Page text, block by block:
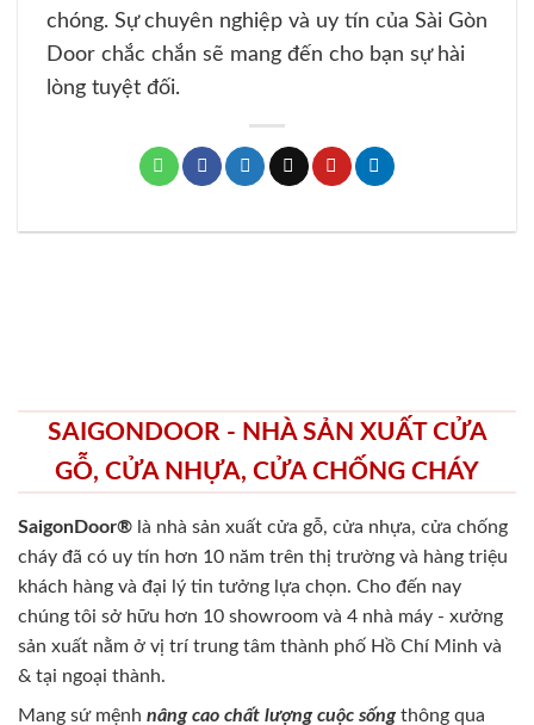
chóng. Sự chuyên nghiệp và uy tín của Sài Gòn
Door chắc chắn sẽ mang đến cho bạn sự hài
lòng tuyệt đối.
SAIGONDOOR - NHÀ SẢN XUẤT CỬA
GỖ, CỬA NHỰA, CỬA CHỐNG CHÁY
SaigonDoor® là nhà sản xuất cửa gỗ, cửa nhựa, cửa chống
cháy đã có uy tín hơn 10 năm trên thị trường và hàng triệu
khách hàng và đại lý tin tưởng lựa chọn. Cho đến nay
chúng tôi sở hữu hơn 10 showroom và 4 nhà máy - xưởng
sản xuất nằm ở vị trí trung tâm thành phố Hồ Chí Minh và
& tại ngoại thành.
Mang sứ mệnh nâng cao chất lượng cuộc sốngthông qua